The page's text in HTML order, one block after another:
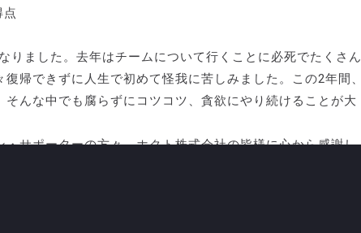
点
りました。去年はチームについて行くことに必死でたくさん
帰できずに人生で初めて怪我に苦しみました。この2年間、
んな中でも腐らずにコツコツ、貪欲にやり続けることが大
サポーターの方々、ホクト株式会社の皆様に心から感謝し